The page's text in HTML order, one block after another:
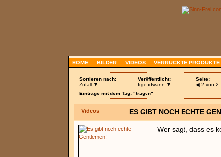
HOME BILDER VIDEOS VERRÜCKTE PRODUKTE
Sortieren nach:
Zufall ▼
Veröffentlicht:
Irgendwann ▼
Seite:
◀ 2 von 2
Einträge mit dem Tag: "tragen"
Videos ES GIBT NOCH ECHTE
Wer sagt, dass es